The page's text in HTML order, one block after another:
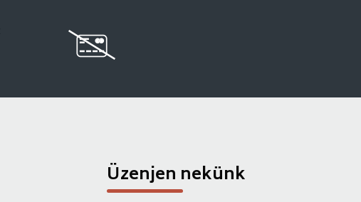
Üzenjen nekünk